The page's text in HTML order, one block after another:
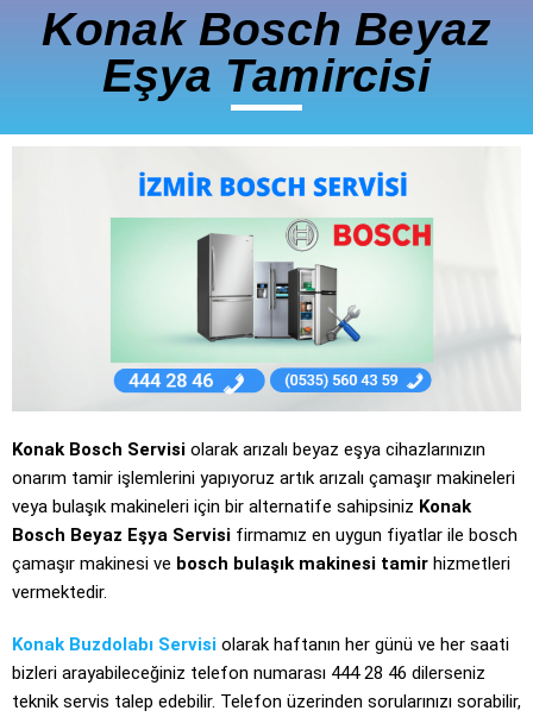
Konak Bosch Beyaz
Eşya Tamircisi
Konak Bosch Servisi olarak arızalı beyaz eşya cihazlarınızın
onarım tamir işlemlerini yapıyoruz artık arızalı çamaşır makineleri
veya bulaşık makineleri için bir alternatife sahipsiniz Konak
Bosch Beyaz Eşya Servisi firmamız en uygun fiyatlar ile bosch
çamaşır makinesi ve bosch bulaşık makinesi tamir hizmetleri
vermektedir.
Konak Buzdolabı Servisi olarak haftanın her günü ve her saati
bizleri arayabileceğiniz telefon numarası 444 28 46 dilerseniz
teknik servis talep edebilir. Telefon üzerinden sorularınızı sorabilir,